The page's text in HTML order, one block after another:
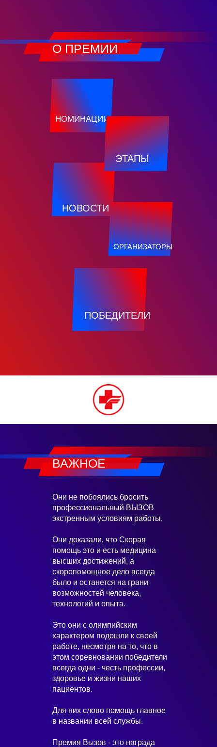
НОМИНАЦИИ
НОВОСТИ
ЭТАПЫ
ОРГАНИЗАТОРЫ
ПОБЕДИТЕЛИ
О ПРЕМИИ
Они не побоялись бросить
профессиональный ВЫЗОВ
экстренным условиям работы.
Они доказали, что Скорая
помощь это и есть медицина
высших достижений, а
скоропомощное дело всегда
было и останется на грани
возможностей человека,
технологий и опыта.
Это они с олимпийским
характером подошли к своей
работе, несмотря на то, что в
этом соревновании победители
всегда одни - честь профессии,
здоровье и жизни наших
пациентов.
Для них слово помощь главное
в названии всей службы.
Премия Вызов - это награда
ВАЖНОЕ